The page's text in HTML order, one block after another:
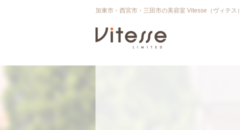
加東市・西宮市・三田市の美容室 Vitesse（ヴィテス）